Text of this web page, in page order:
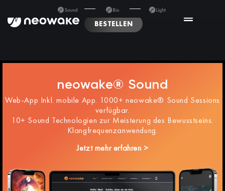
BESTELLEN
neowake® Sound
Web-App Inkl. mobile App. 1000+ neowake® Sound Sessions
verfügbar.
10+ Sound Technologien zur Meisterung des Bewusstseins.
Klangfrequenzanwendung.
Jetzt mehr erfahren >